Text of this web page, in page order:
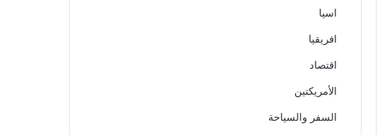
اسيا
افريقيا
اقتصاد
الأمريكتين
السفر والسياحة